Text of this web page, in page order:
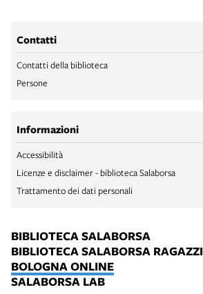
Contatti
Contatti della biblioteca
Persone
Informazioni
Accessibilità
Licenze e disclaimer - biblioteca Salaborsa
Trattamento dei dati personali
BIBLIOTECA SALABORSA
BIBLIOTECA SALABORSA RAGAZZI
BOLOGNA ONLINE
SALABORSA LAB